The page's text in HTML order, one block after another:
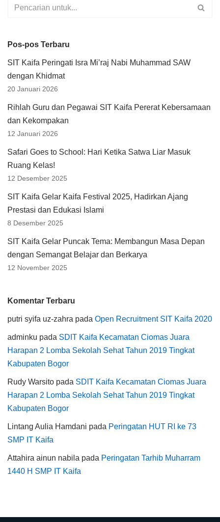
Pos-pos Terbaru
SIT Kaifa Peringati Isra Mi’raj Nabi Muhammad SAW
dengan Khidmat
20 Januari 2026
Rihlah Guru dan Pegawai SIT Kaifa Pererat Kebersamaan
dan Kekompakan
12 Januari 2026
Safari Goes to School: Hari Ketika Satwa Liar Masuk
Ruang Kelas!
12 Desember 2025
SIT Kaifa Gelar Kaifa Festival 2025, Hadirkan Ajang
Prestasi dan Edukasi Islami
8 Desember 2025
SIT Kaifa Gelar Puncak Tema: Membangun Masa Depan
dengan Semangat Belajar dan Berkarya
12 November 2025
Komentar Terbaru
putri syifa uz-zahra pada Open Recruitment SIT Kaifa 2020
adminku pada SDIT Kaifa Kecamatan Ciomas Juara
Harapan 2 Lomba Sekolah Sehat Tahun 2019 Tingkat
Kabupaten Bogor
Rudy Warsito pada SDIT Kaifa Kecamatan Ciomas Juara
Harapan 2 Lomba Sekolah Sehat Tahun 2019 Tingkat
Kabupaten Bogor
Lintang Aulia Hamdani pada Peringatan HUT RI ke 73
SMP IT Kaifa
Attahira ainun nabila pada Peringatan Tarhib Muharram
1440 H SMP IT Kaifa